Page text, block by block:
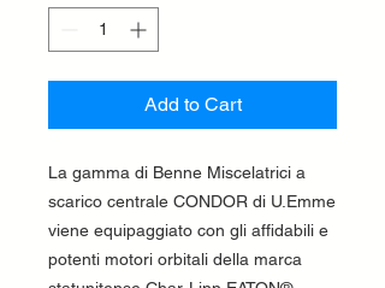
Add to Cart
La gamma di Benne Miscelatrici a
scarico centrale CONDOR di U.Emme
viene equipaggiato con gli affidabili e
potenti motori orbitali della marca